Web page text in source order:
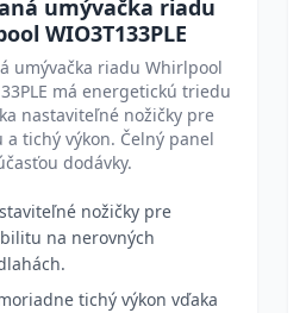
umývačka riadu
WIO3T133PLE
umývačka riadu Whirlpool
má energetickú triedu
nastaviteľné nožičky pre
tichý výkon. Čelný panel
dodávky.
nožičky pre
na nerovných
tichý výkon vďaka